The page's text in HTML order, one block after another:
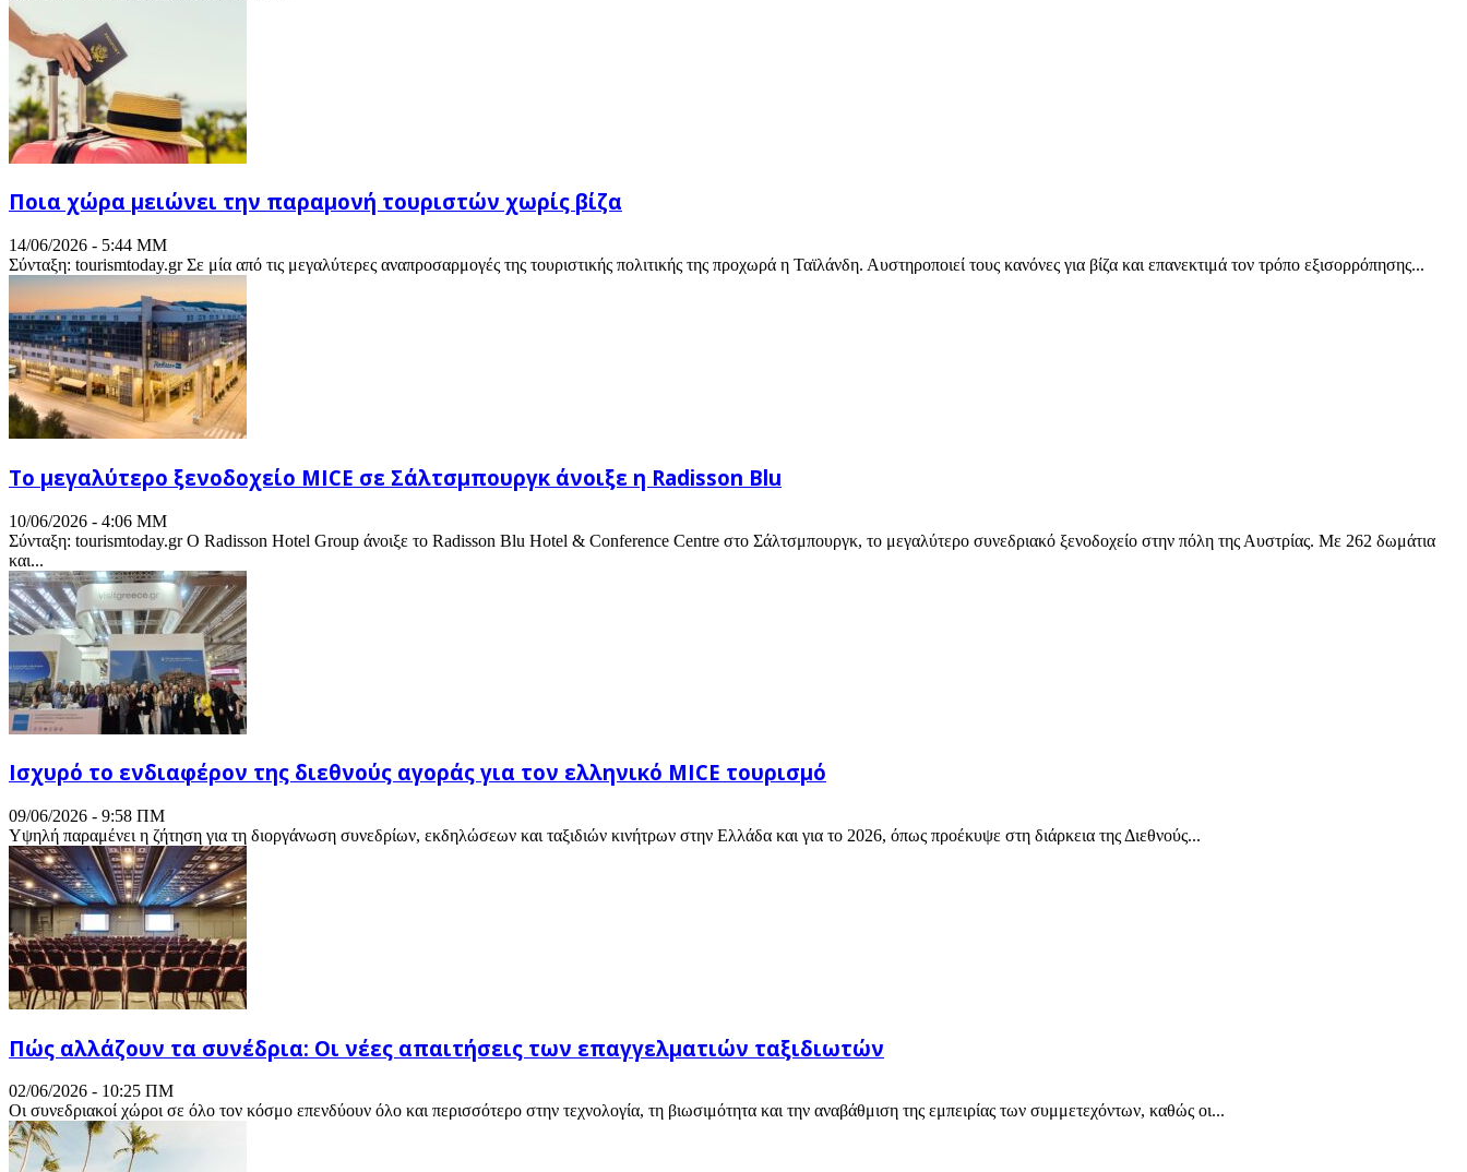
Ποια χώρα μειώνει την παραμονή τουριστών χωρίς βίζα
14/06/2026 - 5:44 ΜΜ
Σύνταξη: tourismtoday.gr Σε μία από τις μεγαλύτερες αναπροσαρμογές της τουριστικής πολιτικής της προχωρά η Ταϊλάνδη. Αυστηροποιεί τους κανόνες για βίζα και επανεκτιμά τον τρόπο εξισορρόπησης...
Το μεγαλύτερο ξενοδοχείο MICE σε Σάλτσμπουργκ άνοιξε η Radisson Blu
10/06/2026 - 4:06 ΜΜ
Σύνταξη: tourismtoday.gr Ο Radisson Hotel Group άνοιξε το Radisson Blu Hotel & Conference Centre στο Σάλτσμπουργκ, το μεγαλύτερο συνεδριακό ξενοδοχείο στην πόλη της Αυστρίας. Με 262 δωμάτια
και...
Ισχυρό το ενδιαφέρον της διεθνούς αγοράς για τον ελληνικό MICE τουρισμό
09/06/2026 - 9:58 ΠΜ
Υψηλή παραμένει η ζήτηση για τη διοργάνωση συνεδρίων, εκδηλώσεων και ταξιδιών κινήτρων στην Ελλάδα και για το 2026, όπως προέκυψε στη διάρκεια της Διεθνούς...
Πώς αλλάζουν τα συνέδρια: Οι νέες απαιτήσεις των επαγγελματιών ταξιδιωτών
02/06/2026 - 10:25 ΠΜ
Οι συνεδριακοί χώροι σε όλο τον κόσμο επενδύουν όλο και περισσότερο στην τεχνολογία, τη βιωσιμότητα και την αναβάθμιση της εμπειρίας των συμμετεχόντων, καθώς οι...